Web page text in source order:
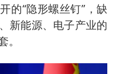
的“隐形螺丝钉”，缺
新能源、电子产业的